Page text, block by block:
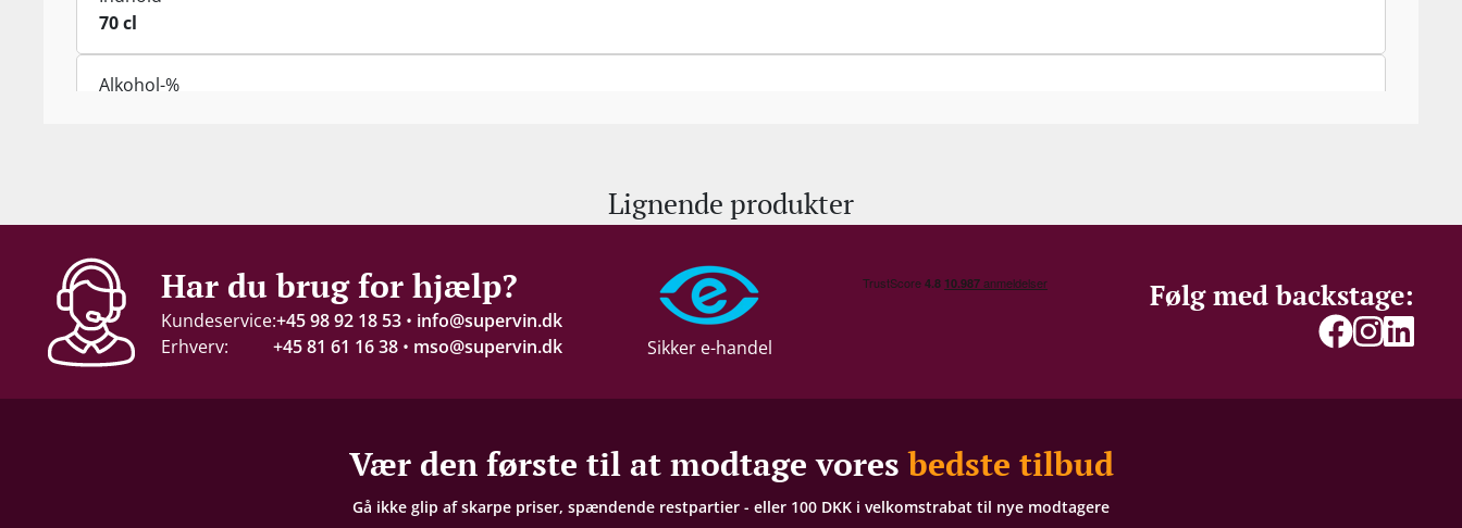
70 cl
Alkohol-%
Lignende produkter
Har du brug for hjælp?
Kundeservice:+45 98 92 18 53 • info@supervin.dk
Erhverv:
+45 81 61 16 38 • mso@supervin.dk Sikker e-handel
Følg med backstage:
Vær den første til at modtage voresbedste tilbud
Gå ikke glip af skarpe priser, spændende restpartier - eller 100 DKK i velkomstrabat til nye modtagere